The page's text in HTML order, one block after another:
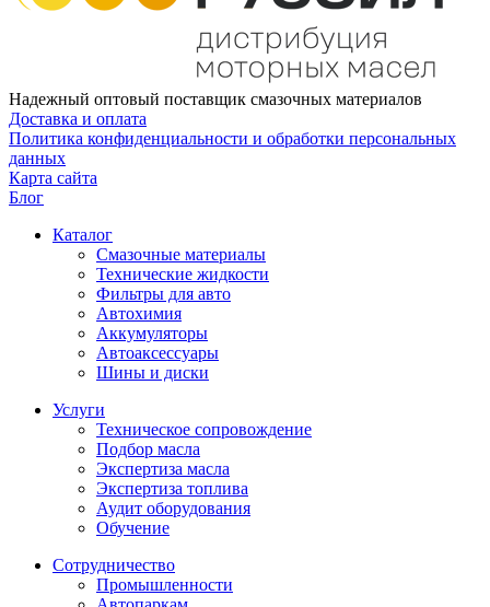
Надежный оптовый поставщик смазочных материалов
Доставка и оплата
Политика конфиденциальности и обработки персональных
данных
Карта сайта
Блог
Каталог
Смазочные материалы
Технические жидкости
Фильтры для авто
Автохимия
Аккумуляторы
Автоаксессуары
Шины и диски
Услуги
Техническое сопровождение
Подбор масла
Экспертиза масла
Экспертиза топлива
Аудит оборудования
Обучение
Сотрудничество
Промышленности